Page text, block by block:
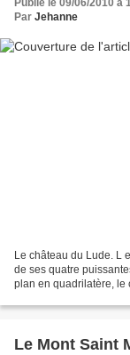
Publié le 09/06/2010 à
Par Jehanne
Le château du Lude. L
de ses quatre
plan en quadrilatère, le
Le Mont Saint